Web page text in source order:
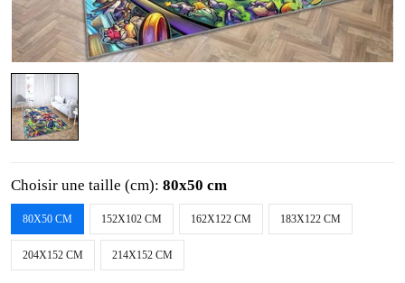
Choisir une taille (cm): 80x50 cm
80X50 CM 152X102 CM 162X122 CM 183X122 CM
204X152 CM 214X152 CM